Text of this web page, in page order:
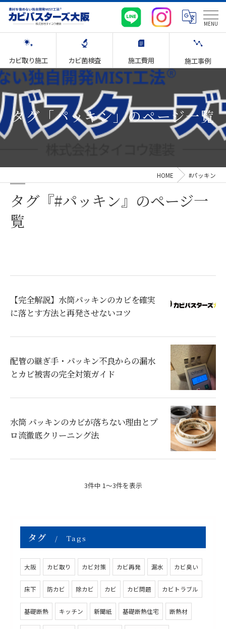
カビ取り施工 カビ菌検査 施工費用 施工事例
タグ「パッキン」のページ一覧
HOME #パッキン
タグ『#パッキン』のページ一
覧
【完全解説】水筒パッキンのカビを確実
に落とす方法と再発させないコツ
配管の継ぎ手・パッキン不良からの漏水
とカビ被害の完全対策ガイド
水筒 パッキンのカビが落ちない理由とプ
ロ流徹底クリーニング法
3件中 1～3件を表示
タグ Tags
大阪 カビ取り カビ対策 カビ再発 漏水 カビ臭い
床下 防カビ 除カビ カビ カビ問題 カビトラブル
基礎断熱 キッチン 新聞紙 基礎断熱住宅 断熱材